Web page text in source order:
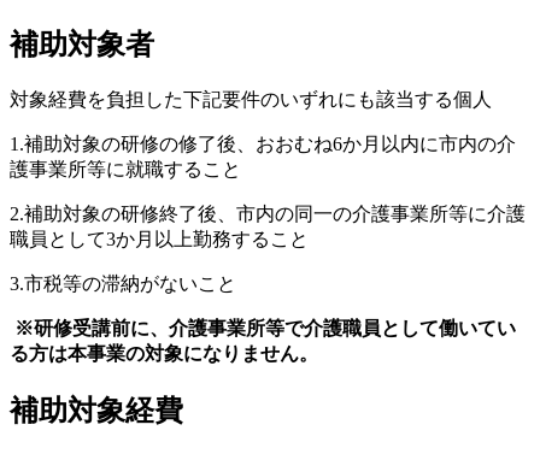
補助対象者
対象経費を負担した下記要件のいずれにも該当する個人
1.補助対象の研修の修了後、おおむね6か月以内に市内の介
護事業所等に就職すること
2.補助対象の研修終了後、市内の同一の介護事業所等に介護
職員として3か月以上勤務すること
3.市税等の滞納がないこと
※研修受講前に、介護事業所等で介護職員として働いてい
る方は本事業の対象になりません。
補助対象経費